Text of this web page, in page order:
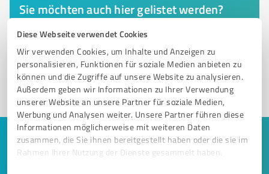
Diese Webseite verwendet Cookies
Wir verwenden Cookies, um Inhalte und Anzeigen zu
personalisieren, Funktionen für soziale Medien anbieten zu
können und die Zugriffe auf unsere Website zu analysieren.
Außerdem geben wir Informationen zu Ihrer Verwendung
unserer Website an unsere Partner für soziale Medien,
Werbung und Analysen weiter. Unsere Partner führen diese
Informationen möglicherweise mit weiteren Daten
zusammen, die Sie ihnen bereitgestellt haben oder die sie im
Rahmen Ihrer Nutzung der Dienste gesammelt haben.
Sie möchten auch hier gelistet werden?
Registrieren Sie sich jetzt und werden Sie ein von
1
Keine Zeit für lange Recherchen und E-